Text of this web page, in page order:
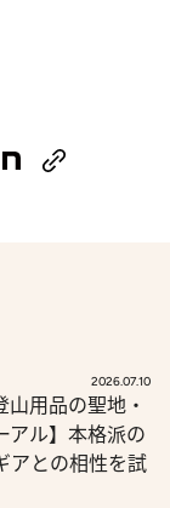
2026.07.10
山用品の聖地・
アル】本格派の
アとの相性を試